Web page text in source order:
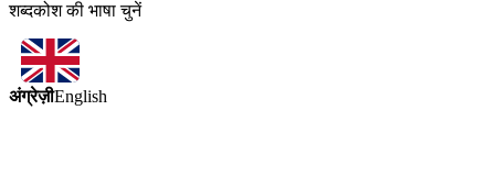
शब्दकोश की भाषा चुनें
अंग्रेज़ीEnglish